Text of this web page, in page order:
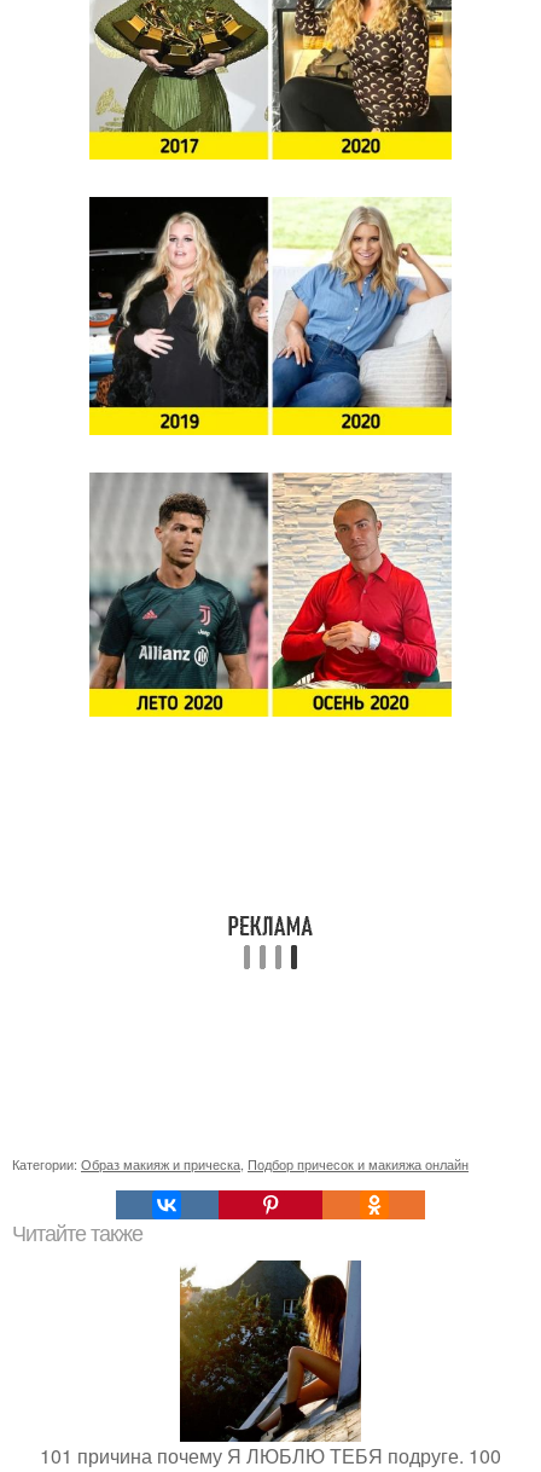
Категории: Образ макияж и прическа, Подбор причесок и макияжа онлайн
Читайте также
101 причина почему Я ЛЮБЛЮ ТЕБЯ подруге. 100